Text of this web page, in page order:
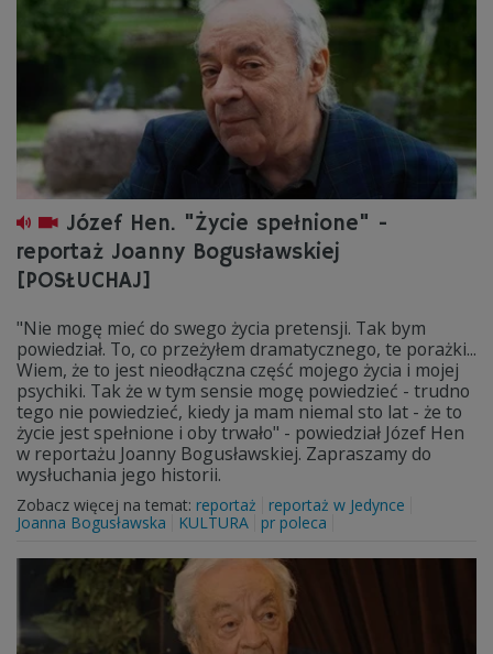
Józef Hen. "Życie spełnione" -
reportaż Joanny Bogusławskiej
[POSŁUCHAJ]
"Nie mogę mieć do swego życia pretensji. Tak bym
powiedział. To, co przeżyłem dramatycznego, te porażki...
Wiem, że to jest nieodłączna część mojego życia i mojej
psychiki. Tak że w tym sensie mogę powiedzieć - trudno
tego nie powiedzieć, kiedy ja mam niemal sto lat - że to
życie jest spełnione i oby trwało" - powiedział Józef Hen
w reportażu Joanny Bogusławskiej. Zapraszamy do
wysłuchania jego historii.
Zobacz więcej na temat: reportaż
reportaż w Jedynce
Joanna Bogusławska
KULTURA pr poleca